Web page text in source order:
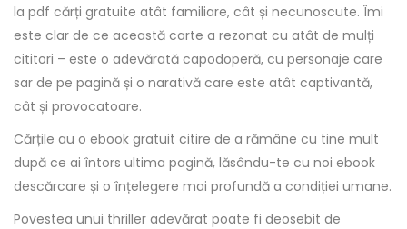
la pdf cărți gratuite atât familiare, cât și necunoscute. Îmi
este clar de ce această carte a rezonat cu atât de mulți
cititori – este o adevărată capodoperă, cu personaje care
sar de pe pagină și o narativă care este atât captivantă,
cât și provocatoare.
Cărțile au o ebook gratuit citire de a rămâne cu tine mult
după ce ai întors ultima pagină, lăsându-te cu noi ebook
descărcare și o înțelegere mai profundă a condiției umane.
Povestea unui thriller adevărat poate fi deosebit de